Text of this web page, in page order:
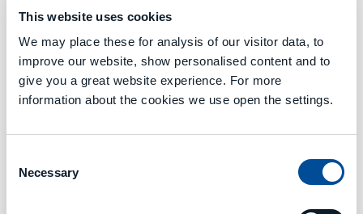
This website uses cookies
We may place these for analysis of our visitor data, to
improve our website, show personalised content and to
give you a great website experience. For more
information about the cookies we use open the settings.
Selection
Necessary
PRESSES
TECHNOLOGIQUES
La connaissance profonde des
déformations de la structure sous charge,
la définition stricte des tolérances